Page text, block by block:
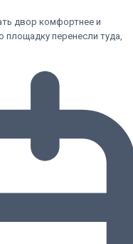
двор комфортнее и
площадку перенесли туда,